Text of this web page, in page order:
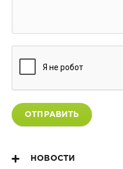
ОТПРАВИТЬ
НОВОСТИ